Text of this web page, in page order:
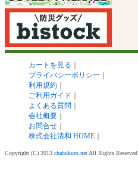
カートを見る
プライバシーポリシー
利用規約
ご利用ガイド
よくある質問
会社概要
お問合せ
株式会社清和 HOME
Copyright (C) 2013 chabukuro.net All Rights Reserved.